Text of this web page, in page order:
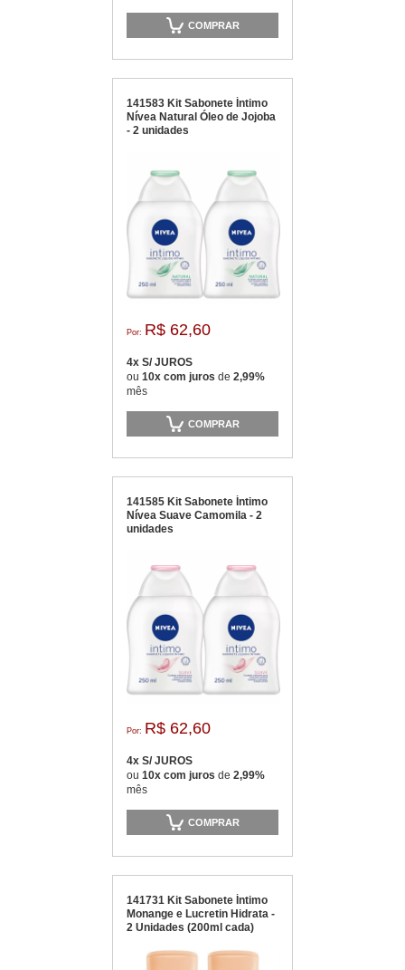
COMPRAR
141583 Kit Sabonete Íntimo
Nívea Natural Óleo de Jojoba
- 2 unidades
Por: R$ 62,60
4x S/ JUROS
ou 10x com juros de 2,99%
mês
COMPRAR
141585 Kit Sabonete Íntimo
Nívea Suave Camomila - 2
unidades
Por: R$ 62,60
4x S/ JUROS
ou 10x com juros de 2,99%
mês
COMPRAR
141731 Kit Sabonete Íntimo
Monange e Lucretin Hidrata -
2 Unidades (200ml cada)